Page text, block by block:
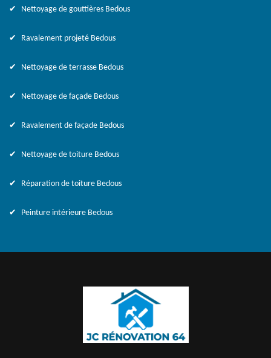
Nettoyage de gouttières Bedous
Ravalement projeté Bedous
Nettoyage de terrasse Bedous
Nettoyage de façade Bedous
Ravalement de façade Bedous
Nettoyage de toiture Bedous
Réparation de toiture Bedous
Peinture intérieure Bedous